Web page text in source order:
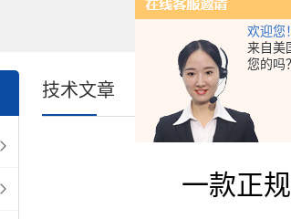
欢迎您！
来自美
您的吗？
技术文章
一款正